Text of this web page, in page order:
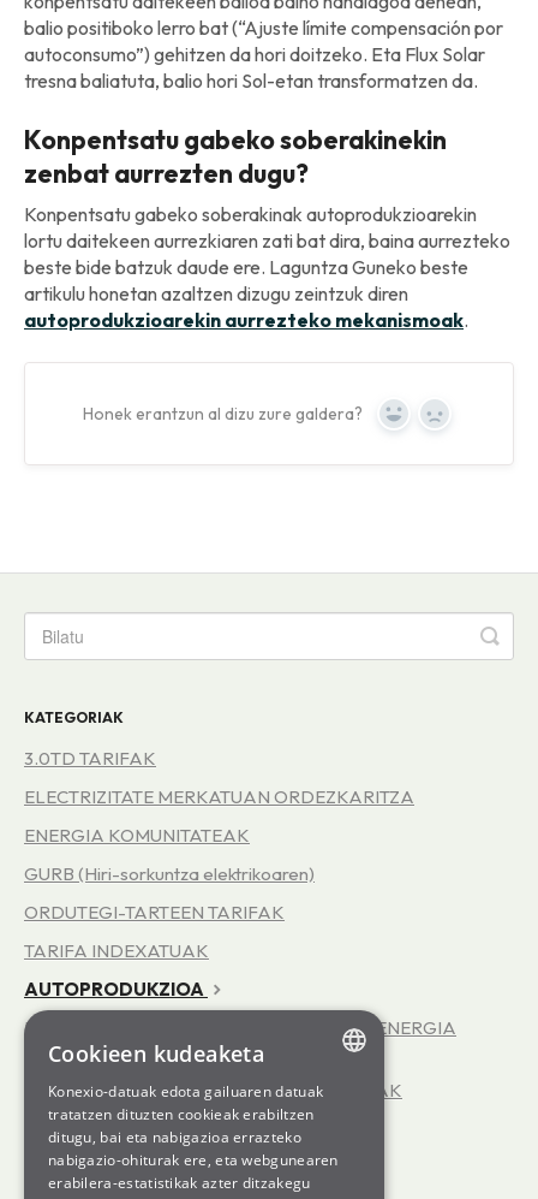
balio positiboko lerro bat (“Ajuste límite compensación por
autoconsumo”) gehitzen da hori doitzeko. Eta Flux Solar
tresna baliatuta, balio hori Sol-etan transformatzen da.
Konpentsatu gabeko soberakinekin
zenbat aurrezten dugu?
Konpentsatu gabeko soberakinak autoprodukzioarekin
lortu daitekeen aurrezkiaren zati bat dira, baina aurrezteko
beste bide batzuk daude ere. Laguntza Guneko beste
artikulu honetan azaltzen dizugu zeintzuk diren
autoprodukzioarekin aurrezteko mekanismoak.
Honek erantzun al dizu zure galdera? Yes No
KATEGORIAK
3.0TD TARIFAK
ELECTRIZITATE MERKATUAN ORDEZKARITZA
ENERGIA KOMUNITATEAK
GURB (Hiri-sorkuntza elektrikoaren)
ORDUTEGI-TARTEEN TARIFAK
TARIFA INDEXATUAK
AUTOPRODUKZIOA
ERAGINKORTASUN ENERGETIKOA - INFOENERGIA
ZERBITZUA
KOOPERATIBAREN INGURUKO ZALANTZAK
TENTSIO ALTUKO TARIFAK
GENERATION kWh
ENGLISH
SPANISH
GL
Cookieen kudeaketa
Konexio-datuak edota gailuaren datuak
tratatzen dituzten cookieak erabiltzen
ditugu, bai eta nabigazioa errazteko
nabigazio-ohiturak ere, eta webgunearen
erabilera-estatistikak azter ditzakegu